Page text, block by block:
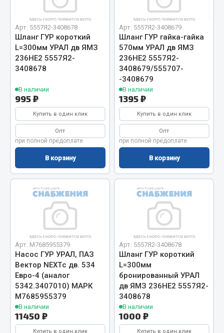
Вентиляторы кабины
Вымпела
Показать ещё
Весь раздел
Смазочные материалы
Масла
Охладжающие жидкости
Технические жидкости
Весь раздел
МЕТИЗЫ
Гайки
Кольца стопорные
Пресс-масленки
Пробки
Пружины
Хомуты
Показать ещё
Арт. 5557Я2-3408678
Шланг ГУР короткий
L=300мм УРАЛ дв ЯМЗ
236НЕ2 5557Я2-
3408678
В наличии
995 ₽
Купить в один клик
Опт
при полной предоплате
В корзину
Арт. 5557Я2-3408679
Шланг ГУР гайка-гайка
570мм УРАЛ дв ЯМЗ
236НЕ2 5557Я2-
3408679/555707-
-3408679
В наличии
1395 ₽
Купить в один клик
Опт
при полной предоплате
В корзину
Арт. М7685955379
Насос ГУР УРАЛ, ПАЗ
Вектор NEXTс дв. 534
Евро-4 (аналог
5342.3407010) МАРК
М7685955379
В наличии
11450 ₽
Купить в один клик
Арт. 5557Я2-3408678
Шланг ГУР короткий
L=300мм
бронированный УРАЛ
дв ЯМЗ 236НЕ2 5557Я2-
3408678
В наличии
1000 ₽
Купить в один клик